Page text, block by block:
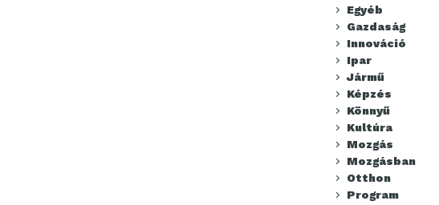
Egyéb
Gazdaság
Innováció
Ipar
Jármű
Képzés
Könnyű
Kultúra
Mozgás
Mozgásban
Otthon
Program